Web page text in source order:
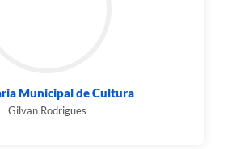
Municipal de Cultura
Gilvan Rodrigues